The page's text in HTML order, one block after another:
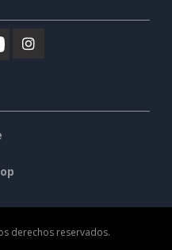
derechos reservados.